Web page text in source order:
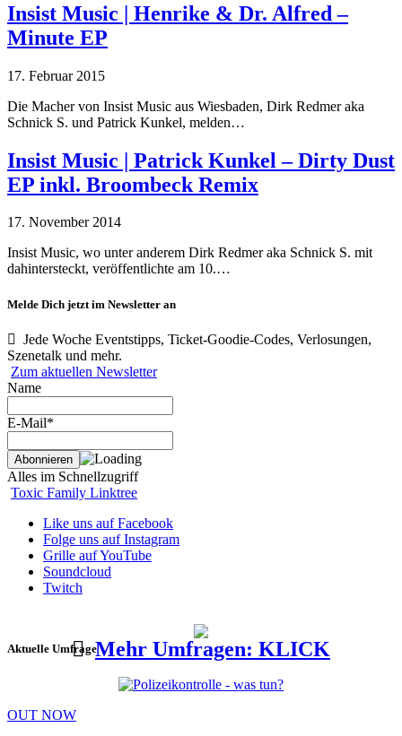
Insist Music | Henrike & Dr. Alfred –
Minute EP
17. Februar 2015
Die Macher von Insist Music aus Wiesbaden, Dirk Redmer aka
Schnick S. und Patrick Kunkel, melden…
Insist Music | Patrick Kunkel – Dirty Dust
EP inkl. Broombeck Remix
17. November 2014
Insist Music, wo unter anderem Dirk Redmer aka Schnick S. mit
dahintersteckt, veröffentlichte am 10.…
Melde Dich jetzt im Newsletter an
Jede Woche Eventstipps, Ticket-Goodie-Codes, Verlosungen,
Szenetalk und mehr.
Zum aktuellen Newsletter
Name
E-Mail*
Alles im Schnellzugriff
Toxic Family Linktree
Like uns auf Facebook
Folge uns auf Instagram
Grille auf YouTube
Soundcloud
Twitch
Aktuelle UmfrageMehr Umfragen: KLICK
OUT NOW